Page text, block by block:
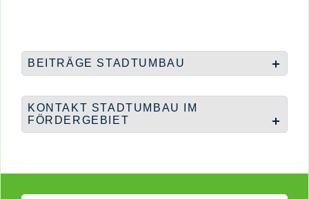
BEITRÄGE STADTUMBAU
KONTAKT STADTUMBAU IM
FÖRDERGEBIET